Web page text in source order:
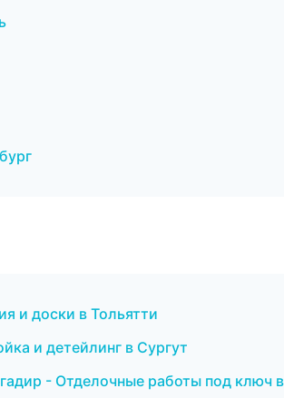
и доски в Тольятти
и детейлинг в Сургут
- Отделочные работы под ключ